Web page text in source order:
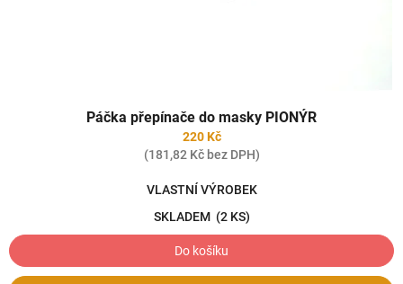
Páčka přepínače do masky PIONÝR
220 Kč
(181,82 Kč bez DPH)
VLASTNÍ VÝROBEK
SKLADEM (2 KS)
Do košíku